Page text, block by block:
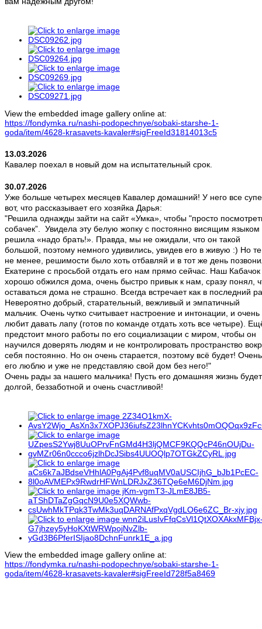
View the embedded image gallery online at:
https://fondymka.ru/nashi-podopechnye/sobaki-starshe-1-
goda/item/4628-krasavets-kavaler#sigFreeId31814013c5
13.03.2026
Кавалер поехал в новый дом на испытательный срок.
30.07.2026
Уже больше четырех месяцев Кавалер домашний! У него все
вот, что рассказывает его хозяйка Дарья:
"Решила однажды зайти на сайт «Умка», чтобы "просто
собачек”. Увидела эту белую жопку с постоянно висящим языком
решила «надо брать!». Правда, мы не ожидали, что он такой
большой, поэтому немного удивились, увидев его в живую :) Но
не менее, решимости было хоть отбавляй и в тот же день
Екатерине с просьбой отдать его нам прямо сейчас. Наш Кабачок
хорошо обжился дома, очень быстро привык к нам, сразу понял,
оставаться дома не страшно. Всегда встречает как в последний
Невероятно добрый, старательный, вежливый и эмпатичный
мальчик. Очень чутко считывает настроение и интонации, и очень
любит давать лапу (готов по команде отдать хоть все четыре).
предстоит много работы по его социализации с миром, чтобы он
научился доверять людям и не контролировать пространство
себя постоянно. Но он очень старается, поэтому всё будет! Очень
его люблю и уже не представляю свой дом без него!"
Очень рады за нашего мальчика! Пусть его домашняя жизнь будет
долгой, беззаботной и очень счастливой!
View the embedded image gallery online at:
https://fondymka.ru/nashi-podopechnye/sobaki-starshe-1-
goda/item/4628-krasavets-kavaler#sigFreeId728f5a8469